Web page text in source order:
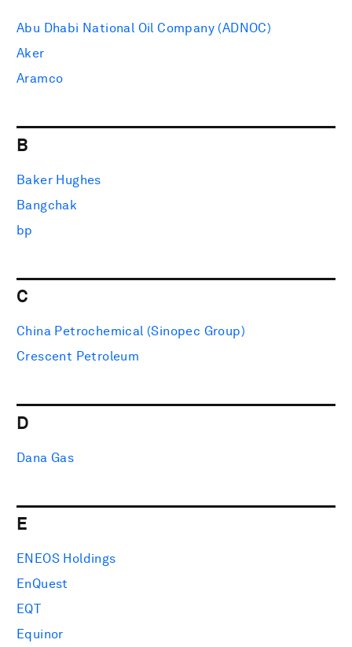
Abu Dhabi National Oil Company (ADNOC)
Aker
Aramco
B
Baker Hughes
Bangchak
bp
C
China Petrochemical (Sinopec Group)
Crescent Petroleum
D
Dana Gas
E
ENEOS Holdings
EnQuest
EQT
Equinor